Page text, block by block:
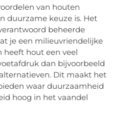
van houten
duurzame keuze is. Het
beheerde
je een milieuvriendelijke
heeft hout een veel
dan bijvoorbeeld
Dit maakt het
waar duurzaamheid
hoog in het vaandel